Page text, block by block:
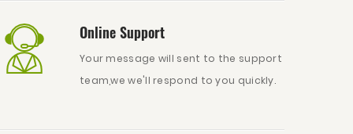
Online Support
Your message will sent to the support
team,we we'll respond to you quickly.